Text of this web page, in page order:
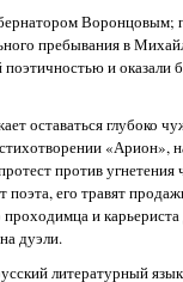
пребывания в
и оказали
оставаться глубоко
«Арион»,
против угнетения
поэта, его травят
и карьериста
дуэли.
литературный